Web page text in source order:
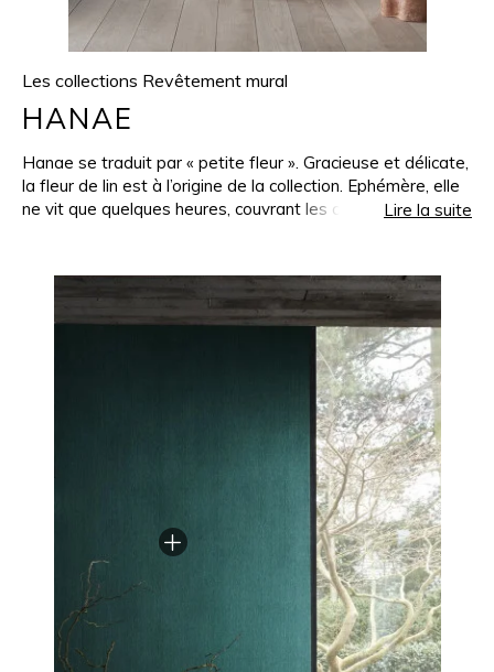
Les collections Revêtement mural
HANAE
Hanae se traduit par « petite fleur ». Gracieuse et délicate,
la fleur de lin est à l’origine de la collection. Ephémère, elle
ne vit que quelques heures, couvrant les champs d’une
Nord de la France. L’expertise de Casamance pour toutes
les étapes de la fabrication donne naissance à une
superbe collection de lin mural. Sur les murs, le ciel se
réinvente en teintes élégantes, se constelle d’éclats
précieux. Les végétaux s’épanouissent dans des teintes
naturelles et procurent la sensation d’un mur brodé à la
Lire la suite